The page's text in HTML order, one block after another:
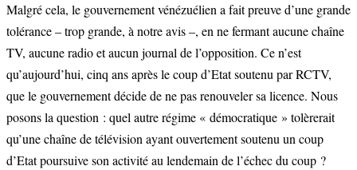
Malgré cela, le gouvernement vénézuélien a fait preuve d’une grande
tolérance – trop grande, à notre avis –, en ne fermant aucune chaîne
TV, aucune radio et aucun journal de l’opposition. Ce n’est
qu’aujourd’hui, cinq ans après le coup d’Etat soutenu par RCTV,
que le gouvernement décide de ne pas renouveler sa licence. Nous
posons la question : quel autre régime « démocratique » tolèrerait
qu’une chaîne de télévision ayant ouvertement soutenu un coup
d’Etat poursuive son activité au lendemain de l’échec du coup ?